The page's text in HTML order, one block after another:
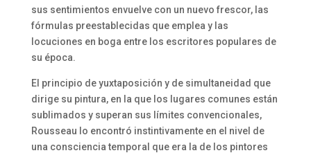
sus sentimientos envuelve con un nuevo frescor, las
fórmulas preestablecidas que emplea y las
locuciones en boga entre los escritores populares de
su época.
El principio de yuxtaposición y de simultaneidad que
dirige su pintura, en la que los lugares comunes están
sublimados y superan sus límites convencionales,
Rousseau lo encontró instintivamente en el nivel de
una consciencia temporal que era la de los pintores